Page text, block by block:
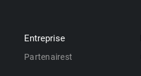
Entreprise
Partenairest